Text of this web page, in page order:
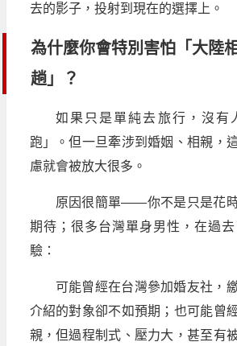
去的影子，投射到現在的選擇上。
為什麼你會特別害怕「大陸
趟」？
如果只是單純去旅行，沒有
跑」。但一旦牽涉到婚姻、相親，
慮就會被放大很多。
原因很簡單——你不是只是花
期待；很多台灣單身男性，在過
驗：
可能曾經在台灣參加婚友社，
介紹的對象卻不如預期；也可能曾
親，但過程制式、壓力大，甚至有